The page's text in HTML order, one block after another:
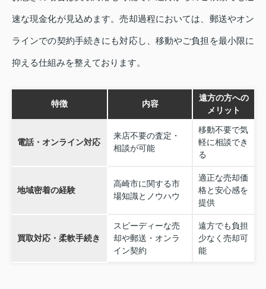
速な現金化が見込めます。売却過程においては、郵送やオン
ラインでの契約手続きにも対応し、移動やご負担を最小限に
抑える仕組みを整えております。
特徴 内容
遠方の方への
メリット
電話・オンライン対応
来店不要の査定・
相談が可能
移動不要で気
軽に相談でき
る
地域密着の経験
高崎市に関する市
場知識とノウハウ
適正な売却価
格と安心感を
提供
買取対応・柔軟手続き
スピーディーな売
却や郵送・オンラ
イン契約
遠方でも負担
少なく売却可
能